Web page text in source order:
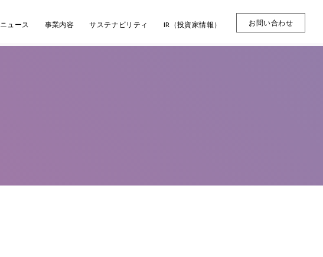
ニュース 事業内容 サステナビリティ IR（投資家情報） お問い合わせ